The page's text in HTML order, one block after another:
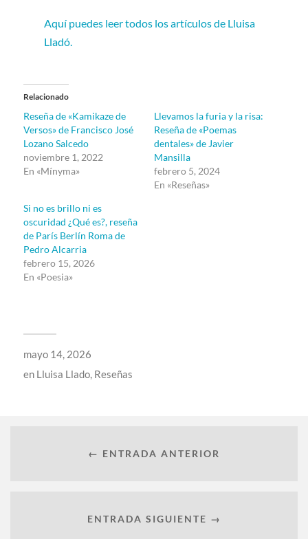
Aquí puedes leer todos los artículos de Lluisa
Lladó.
Relacionado
Reseña de «Kamikaze de
Versos» de Francisco José
Lozano Salcedo
noviembre 1, 2022
En «Mínyma»
Llevamos la furia y la risa:
Reseña de «Poemas
dentales» de Javier
Mansilla
febrero 5, 2024
En «Reseñas»
Si no es brillo ni es
oscuridad ¿Qué es?, reseña
de París Berlín Roma de
Pedro Alcarria
febrero 15, 2026
En «Poesia»
mayo 14, 2026
en Lluisa Llado, Reseñas
← ENTRADA ANTERIOR
ENTRADA SIGUIENTE →